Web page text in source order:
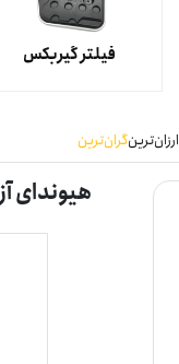
فیلتر گیربکس
ارزان‌ترینگران‌ترین
هیوندای آزرا گرنجور